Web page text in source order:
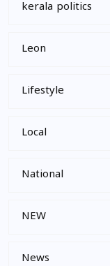
kerala politics
Leon
Lifestyle
Local
National
NEW
News